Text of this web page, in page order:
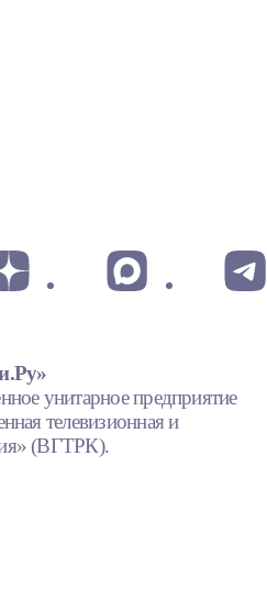
унитарное предприятие
телевизионная и
(ВГТРК).